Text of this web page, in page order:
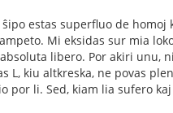
ŝipo estas superfluo de
Mi eksidas sur mia
libero. Por akiri unu,
L, kiu altkreska, ne povas
por li. Sed, kiam lia sufero